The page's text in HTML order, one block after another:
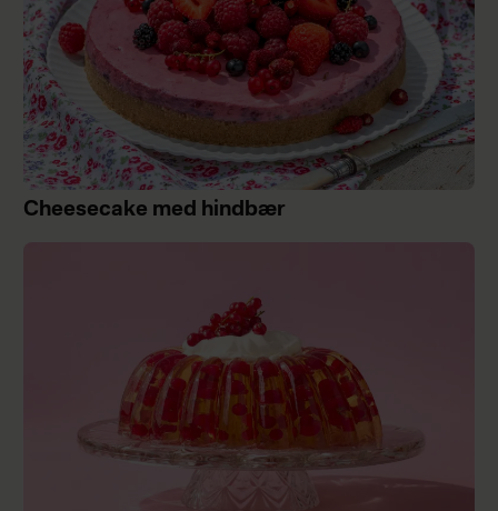
Cheesecake med hindbær